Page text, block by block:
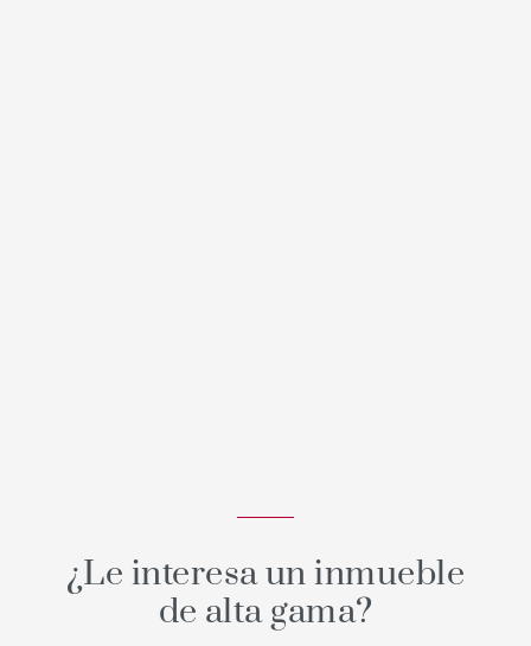
¿Le interesa un inmueble
de alta gama?